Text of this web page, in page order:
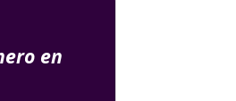
en